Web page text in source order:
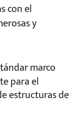
es
obra
fábrica?
con el
y
marco
para el
estructuras de